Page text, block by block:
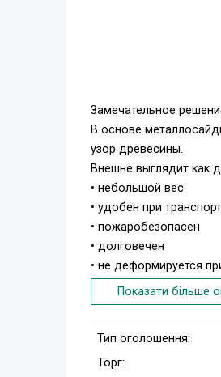
Замечательное
В основе
узор древесины.
Внешне выглядит как
• небольшой вес
• удобен при
• пожаробезопасен
• долговечен
• не деформируется
• не требует
• минимальный отход.
Показати більше
Тип оголошення:
Торг: